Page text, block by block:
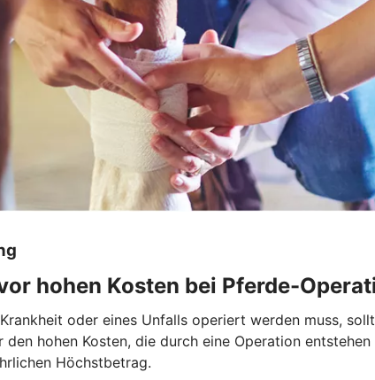
hohen Kosten bei Pferde-
oder eines Unfalls operiert werden muss,
hohen Kosten, die durch eine Operation
Höchstbetrag.